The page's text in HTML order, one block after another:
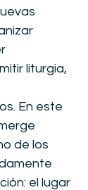
liturgia,
En este
de los
el lugar